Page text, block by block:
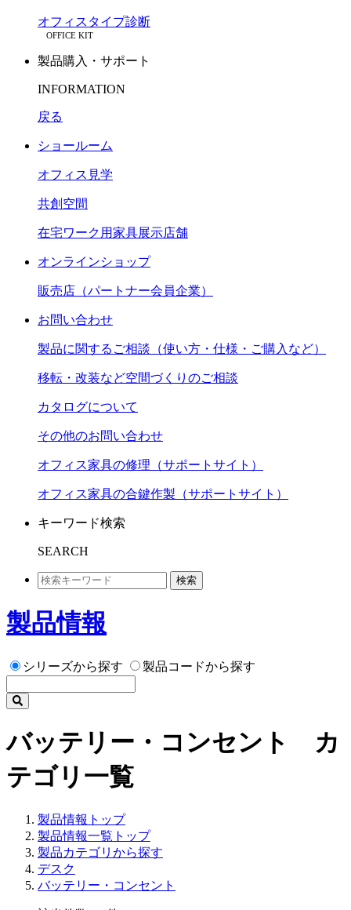
オフィスタイプ診断
OFFICE KIT
製品購入・サポート
INFORMATION
戻る
ショールーム
オフィス見学
共創空間
在宅ワーク用家具展示店舗
オンラインショップ
販売店（パートナー会員企業）
お問い合わせ
製品に関するご相談（使い方・仕様・ご購入など）
移転・改装など空間づくりのご相談
カタログについて
その他のお問い合わせ
オフィス家具の修理（サポートサイト）
オフィス家具の合鍵作製（サポートサイト）
キーワード検索
SEARCH
検索
製品情報
シリーズから探す 製品コードから探す
バッテリー・コンセント カ
テゴリ一覧
製品情報トップ
製品情報一覧トップ
製品カテゴリから探す
デスク
バッテリー・コンセント